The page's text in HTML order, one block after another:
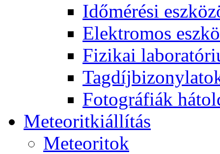
Idő­mé­ré­si
Elekt­ro­mos
Fi­zi­kai
Fo­tog­rá­fi­ák
Me­te­o­rit­ki­ál­lí­tás
Me­te­o­ri­tok